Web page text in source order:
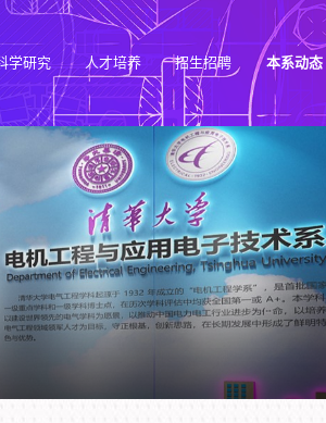
学研究 人才培养 招生招聘 本系动态